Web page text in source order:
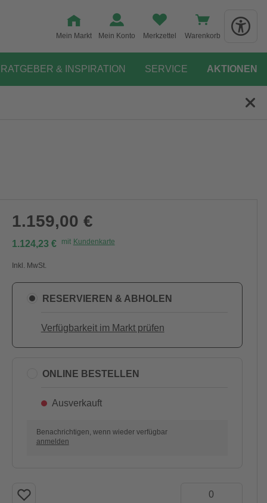
Mein Markt Mein Konto Merkzettel Warenkorb
RATGEBER & INSPIRATION SERVICE AKTIONEN
1.159,00 €
1.124,23 € mit Kundenkarte
Inkl. MwSt.
RESERVIEREN & ABHOLEN
Verfügbarkeit im Markt prüfen
ONLINE BESTELLEN
Ausverkauft
Benachrichtigen, wenn wieder verfügbar
anmelden